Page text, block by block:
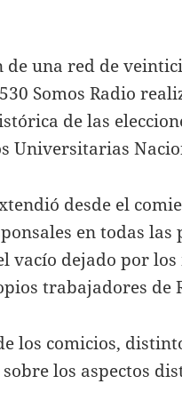
de una red de
Somos Radio
de las
Universitarias
desde el
en todas
vacío dejado por
trabajadores de
los comicios,
los aspectos